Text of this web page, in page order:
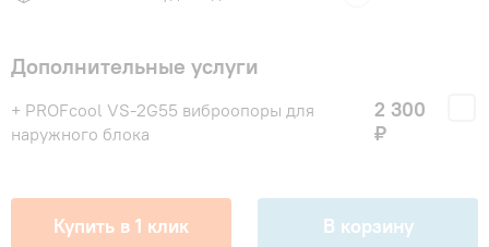
Дополнительные услуги
+ PROFcool VS-2G55 виброопоры для
наружного блока
2 300
₽
Купить в 1 клик В корзину